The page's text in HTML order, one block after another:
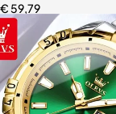
€ 59,79